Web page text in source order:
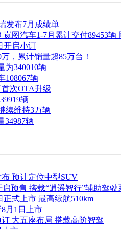
发布7月成绩单
图汽车1-7月累计交付89453辆
开启小订
，累计销量超85万台！
为340010辆
108067辆
次OTA升级
辆
续维持3万辆
34987辆
预计定位中型SUV
预售 搭载“逍遥智行”辅助驾驶
正式上市 最高续航510km
月1日上市
大五座布局 搭载高阶智驾